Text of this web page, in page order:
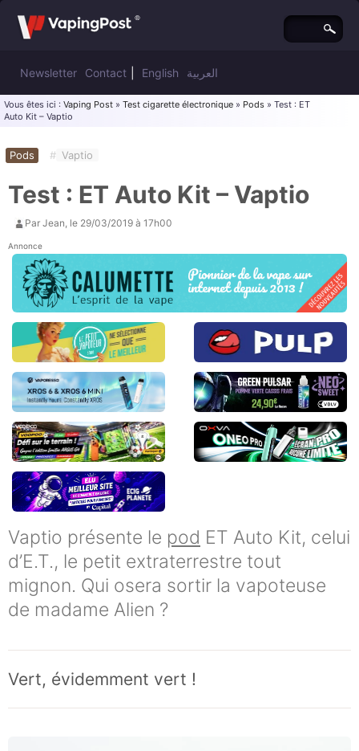
Newsletter Contact English العربية
Vous êtes ici : Vaping Post » Test cigarette électronique » Pods » Test : ET
Auto Kit – Vaptio
Test : ET Auto Kit – Vaptio
Pods # Vaptio
Par Jean, le 29/03/2019 à 17h00
Annonce
Vaptio présente le pod ET Auto Kit, celui
d’E.T., le petit extraterrestre tout
mignon. Qui osera sortir la vapoteuse
de madame Alien ?
Vert, évidemment vert !